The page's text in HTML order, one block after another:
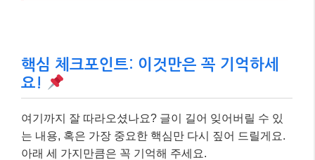
핵심 체크포인트: 이것만은 꼭 기억하세
요!
여기까지 잘 따라오셨나요? 글이 길어 잊어버릴 수 있
는 내용, 혹은 가장 중요한 핵심만 다시 짚어 드릴게요.
아래 세 가지만큼은 꼭 기억해 주세요.